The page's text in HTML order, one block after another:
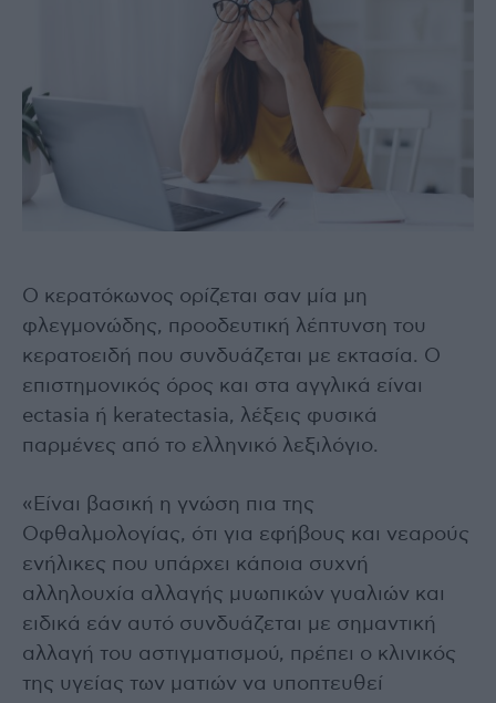
Ο κερατόκωνος ορίζεται σαν μία μη
φλεγμονώδης, προοδευτική λέπτυνση του
κερατοειδή που συνδυάζεται με εκτασία. Ο
επιστημονικός όρος και στα αγγλικά είναι
ectasia ή keratectasia, λέξεις φυσικά
παρμένες από το ελληνικό λεξιλόγιο.
«Είναι βασική η γνώση πια της
Οφθαλμολογίας, ότι για εφήβους και νεαρούς
ενήλικες που υπάρχει κάποια συχνή
αλληλουχία αλλαγής μυωπικών γυαλιών και
ειδικά εάν αυτό συνδυάζεται με σημαντική
αλλαγή του αστιγματισμού, πρέπει ο κλινικός
της υγείας των ματιών να υποπτευθεί